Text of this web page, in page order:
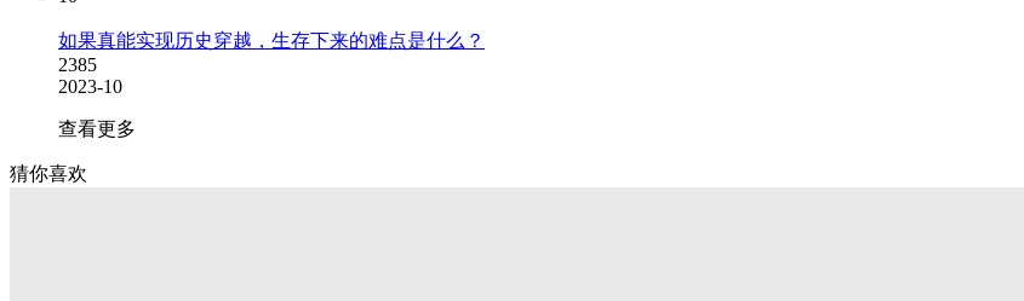
如果真能实现历史穿越，生存下来的难点是什么？
2385
2023-10
查看更多
猜你喜欢